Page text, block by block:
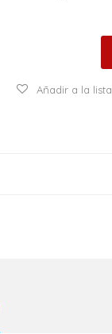
Añadir a la